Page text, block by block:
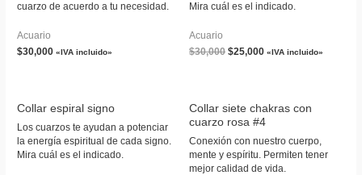
cuarzo de acuerdo a tu necesidad.
Acuario
$30,000 «IVA incluido»
Mira cuál es el indicado.
Acuario
$30,000 $25,000 «IVA incluido»
Collar espiral signo
Los cuarzos te ayudan a potenciar
la energía espiritual de cada signo.
Mira cuál es el indicado.
Collar siete chakras con
cuarzo rosa #4
Conexión con nuestro cuerpo,
mente y espíritu. Permiten tener
mejor calidad de vida.